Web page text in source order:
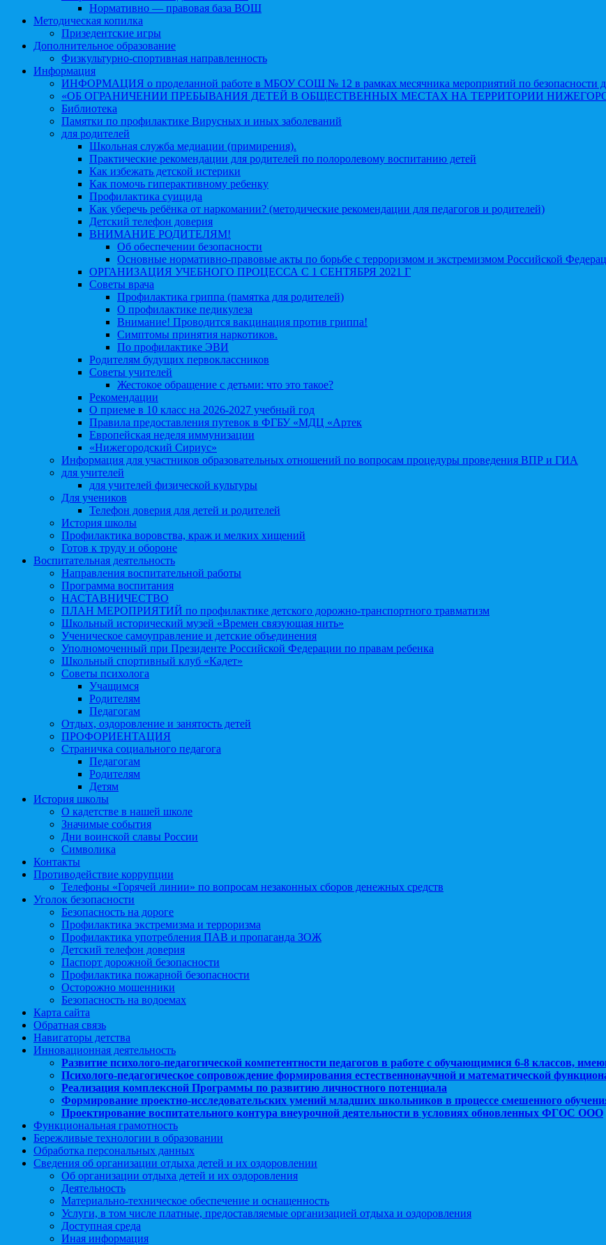
Нормативно — правовая база ВОШ
Методическая копилка
Призедентские игры
Дополнительное образование
Физкультурно-спортивная направленность
Информация
ИНФОРМАЦИЯ о проделанной работе в МБОУ СОШ № 12 в рамках месячника мероприятий по безопасности
«ОБ ОГРАНИЧЕНИИ ПРЕБЫВАНИЯ ДЕТЕЙ В ОБЩЕСТВЕННЫХ МЕСТАХ НА ТЕРРИТОРИИ
Библиотека
Памятки по профилактике Вирусных и иных заболеваний
для родителей
Школьная служба медиации (примирения).
Практические рекомендации для родителей по полоролевому воспитанию детей
Как избежать детской истерики
Как помочь гиперактивному ребенку
Профилактика суицида
Как уберечь ребёнка от наркомании? (методические рекомендации для педагогов и родителей)
Детский телефон доверия
ВНИМАНИЕ РОДИТЕЛЯМ!
Об обеспечении безопасности
Основные нормативно-правовые акты по борьбе с терроризмом и экстремизмом Российской
ОРГАНИЗАЦИЯ УЧЕБНОГО ПРОЦЕССА С 1 СЕНТЯБРЯ 2021 Г
Советы врача
Профилактика гриппа (памятка для родителей)
О профилактике педикулеза
Внимание! Проводится вакцинация против гриппа!
Симптомы принятия наркотиков.
По профилактике ЭВИ
Родителям будущих первоклассников
Советы учителей
Жестокое обращение с детьми: что это такое?
Рекомендации
О приеме в 10 класс на 2026-2027 учебный год
Правила предоставления путевок в ФГБУ «МДЦ «Артек
Европейская неделя иммунизации
«Нижегородский Сириус»
Информация для участников образовательных отношений по вопросам процедуры проведения ВПР и ГИА
для учителей
для учителей физической культуры
Для учеников
Телефон доверия для детей и родителей
История школы
Профилактика воровства, краж и мелких хищений
Готов к труду и обороне
Воспитательная деятельность
Направления воспитательной работы
Программа воспитания
НАСТАВНИЧЕСТВО
ПЛАН МЕРОПРИЯТИЙ по профилактике детского дорожно-транспортного травматизм
Школьный исторический музей «Времен связующая нить»
Ученическое самоуправление и детские объединения
Уполномоченный при Президенте Российской Федерации по правам ребенка
Школьный спортивный клуб «Кадет»
Советы психолога
Учащимся
Родителям
Педагогам
Отдых, оздоровление и занятость детей
ПРОФОРИЕНТАЦИЯ
Страничка социального педагога
Педагогам
Родителям
Детям
История школы
О кадетстве в нашей школе
Значимые события
Дни воинской славы России
Символика
Контакты
Противодействие коррупции
Телефоны «Горячей линии» по вопросам незаконных сборов денежных средств
Уголок безопасности
Безопасность на дороге
Профилактика экстремизма и терроризма
Профилактика употребления ПАВ и пропаганда ЗОЖ
Детский телефон доверия
Паспорт дорожной безопасности
Профилактика пожарной безопасности
Осторожно мошенники
Безопасность на водоемах
Карта сайта
Обратная связь
Навигаторы детства
Инновационная деятельность
Развитие психолого-педагогической компетентности педагогов в работе с обучающимися 6-8 классов,
Психолого-педагогическое сопровождение формирования естественнонаучной и математической
Реализация комплексной Программы по развитию личностного потенциала
Формирование проектно-исследовательских умений младших школьников в процессе смешенного
Проектирование воспитательного контура внеурочной деятельности в условиях обновленных ФГОС ООО
Функциональная грамотность
Бережливые технологии в образовании
Обработка персональных данных
Сведения об организации отдыха детей и их оздоровлении
Об организации отдыха детей и их оздоровления
Деятельность
Материально-техническое обеспечение и оснащенность
Услуги, в том числе платные, предоставляемые организацией отдыха и оздоровления
Доступная среда
Иная информация